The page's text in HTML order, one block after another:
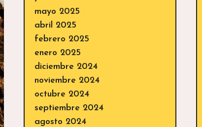
mayo 2025
abril 2025
febrero 2025
enero 2025
diciembre 2024
noviembre 2024
octubre 2024
septiembre 2024
agosto 2024